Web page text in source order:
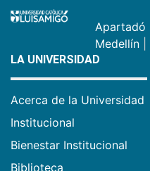
Apartadó
Medellín
LA UNIVERSIDAD
Acerca de la Universidad
Institucional
Bienestar Institucional
Biblioteca